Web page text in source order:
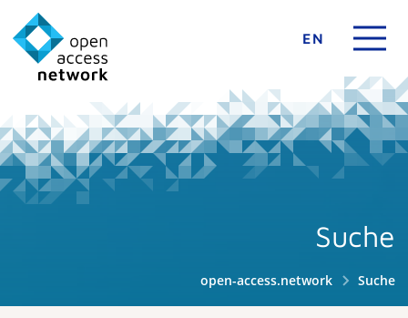
EN
Suche
open-access.network Suche